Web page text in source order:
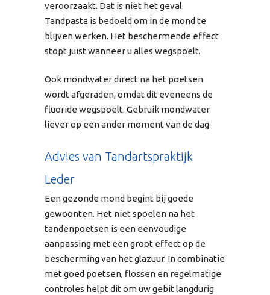
veroorzaakt. Dat is niet het geval.
Tandpasta is bedoeld om in de mond te
blijven werken. Het beschermende effect
stopt juist wanneer u alles wegspoelt.
Ook mondwater direct na het poetsen
wordt afgeraden, omdat dit eveneens de
fluoride wegspoelt. Gebruik mondwater
liever op een ander moment van de dag.
Advies van Tandartspraktijk
Leder
Een gezonde mond begint bij goede
gewoonten. Het niet spoelen na het
tandenpoetsen is een eenvoudige
aanpassing met een groot effect op de
bescherming van het glazuur. In combinatie
met goed poetsen, flossen en regelmatige
controles helpt dit om uw gebit langdurig